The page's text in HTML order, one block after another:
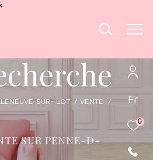
Fr
0
cherche
SUR- LOT
VENTE
SUR PENNE-D-